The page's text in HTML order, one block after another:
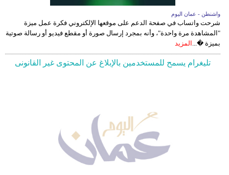
واشنطن - عمان اليوم
شرحت واتساب في صفحة الدعم على موقعها الإلكتروني فكرة عمل ميزة
"المشاهدة مرة واحدة"، وأنه بمجرد إرسال صورة أو مقطع فيديو أو رسالة صوتية
بميزة �... المزيد
تليغرام يسمح للمستخدمين بالإبلاغ عن المحتوى غير القانونى